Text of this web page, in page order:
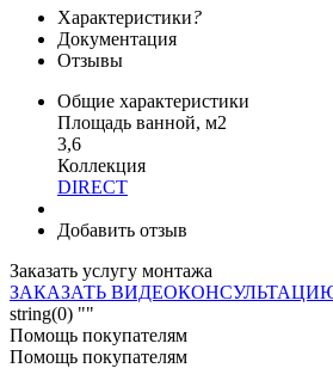
Характеристики?
Документация
Отзывы
Общие характеристики
Площадь ванной, м2
3,6
Коллекция
DIRECT
Добавить отзыв
Заказать услугу монтажа
ЗАКАЗАТЬ
string(0) ""
Помощь покупателям
Помощь покупателям